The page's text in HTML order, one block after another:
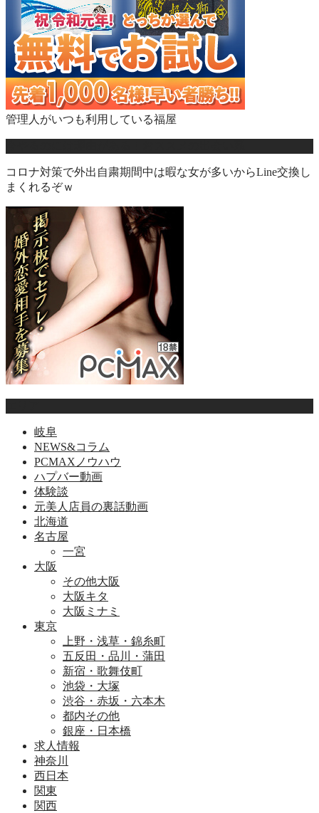
管理人がいつも利用している福屋
コロナ対策で外出自粛期間中は暇な女が多いからLine交換し
まくれるぞｗ
岐阜
NEWS&コラム
PCMAXノウハウ
ハプバー動画
体験談
元美人店員の裏話動画
北海道
名古屋
一宮
大阪
その他大阪
大阪キタ
大阪ミナミ
東京
上野・浅草・錦糸町
五反田・品川・蒲田
新宿・歌舞伎町
池袋・大塚
渋谷・赤坂・六本木
都内その他
銀座・日本橋
求人情報
神奈川
西日本
関東
関西